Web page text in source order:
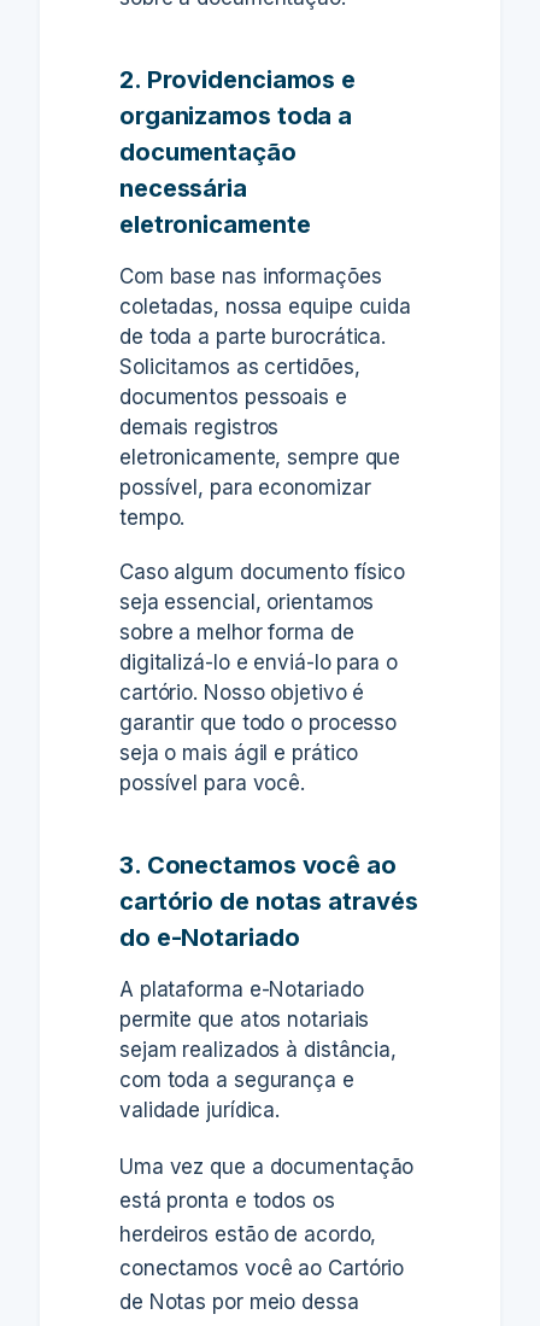
2. Providenciamos e
organizamos toda a
documentação
necessária
eletronicamente
Com base nas informações
coletadas, nossa equipe cuida
de toda a parte burocrática.
Solicitamos as certidões,
documentos pessoais e
demais registros
eletronicamente, sempre que
possível, para economizar
tempo.
Caso algum documento físico
seja essencial, orientamos
sobre a melhor forma de
digitalizá-lo e enviá-lo para o
cartório. Nosso objetivo é
garantir que todo o processo
seja o mais ágil e prático
possível para você.
3. Conectamos você ao
cartório de notas através
do e-Notariado
A plataforma e-Notariado
permite que atos notariais
sejam realizados à distância,
com toda a segurança e
validade jurídica.
Uma vez que a documentação
está pronta e todos os
herdeiros estão de acordo,
conectamos você ao Cartório
de Notas por meio dessa